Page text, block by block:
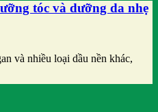
tóc và dưỡng da nhẹ
và nhiều loại dầu nền khác,